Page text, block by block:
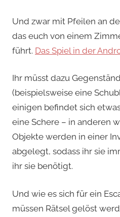
Und zwar mit Pfeilen an
das euch von einem
führt. Das Spiel in der
Ihr müsst dazu
(beispielsweise eine
einigen befindet sich
eine Schere – in anderen
Objekte werden in einer
abgelegt, sodass ihr sie
ihr sie benötigt.
Und wie es sich für ein
müssen Rätsel gelöst